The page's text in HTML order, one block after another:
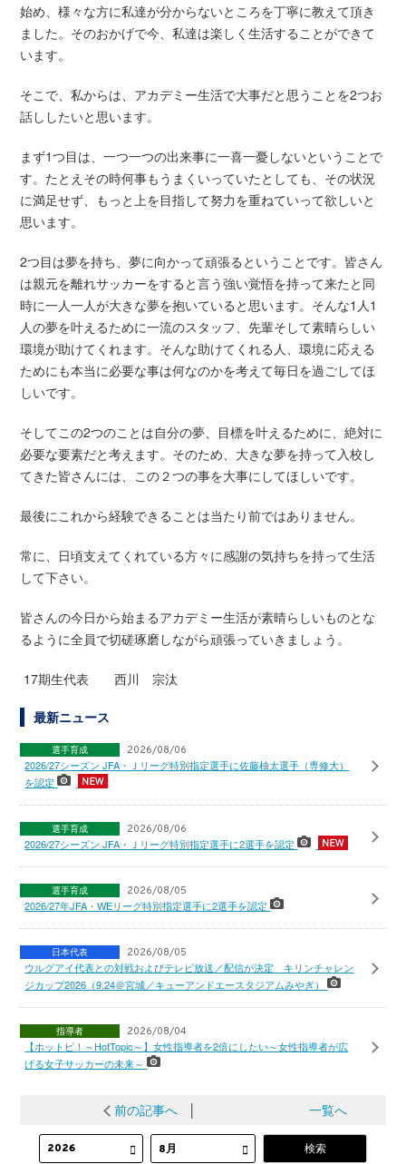
始め、様々な方に私達が分からないところを丁寧に教えて頂き
ました。そのおかげで今、私達は楽しく生活することができて
います。
そこで、私からは、アカデミー生活で大事だと思うことを2つお
話ししたいと思います。
まず1つ目は、一つ一つの出来事に一喜一憂しないということで
す。たとえその時何事もうまくいっていたとしても、その状況
に満足せず、もっと上を目指して努力を重ねていって欲しいと
思います。
2つ目は夢を持ち、夢に向かって頑張るということです。皆さん
は親元を離れサッカーをすると言う強い覚悟を持って来たと同
時に一人一人が大きな夢を抱いていると思います。そんな1人1
人の夢を叶えるために一流のスタッフ、先輩そして素晴らしい
環境が助けてくれます。そんな助けてくれる人、環境に応える
ためにも本当に必要な事は何なのかを考えて毎日を過ごしてほ
しいです。
そしてこの2つのことは自分の夢、目標を叶えるために、絶対に
必要な要素だと考えます。そのため、大きな夢を持って入校し
てきた皆さんには、この２つの事を大事にしてほしいです。
最後にこれから経験できることは当たり前ではありません。
常に、日頃支えてくれている方々に感謝の気持ちを持って生活
して下さい。
皆さんの今日から始まるアカデミー生活が素晴らしいものとな
るように全員で切磋琢磨しながら頑張っていきましょう。
17期生代表 西川 宗汰
最新ニュース
選手育成 2026/08/06
2026/27シーズン JFA・Ｊリーグ特別指定選手に佐藤柚太選手（専修大）
を認定
選手育成 2026/08/06
2026/27シーズン JFA・Ｊリーグ特別指定選手に2選手を認定
選手育成 2026/08/05
2026/27年JFA・WEリーグ特別指定選手に2選手を認定
日本代表 2026/08/05
ウルグアイ代表との対戦およびテレビ放送／配信が決定 キリンチャレン
ジカップ2026（9.24＠宮城／キューアンドエースタジアムみやぎ）
指導者 2026/08/04
【ホットピ！～HotTopic～】女性指導者を2倍にしたい～女性指導者が広
げる女子サッカーの未来～
前の記事へ│ 一覧へ